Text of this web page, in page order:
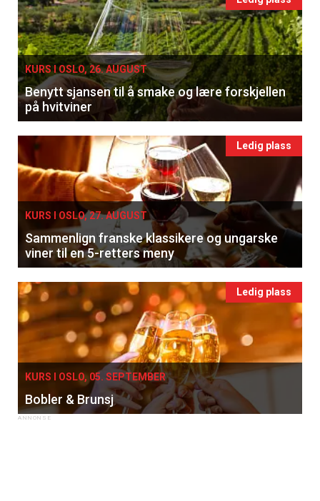
KURS I OSLO, 26. AUGUST
Benytt sjansen til å smake og lære forskjellen
på hvitviner
Ledig plass
KURS I OSLO, 27. AUGUST
Sammenlign franske klassikere og ungarske
viner til en 5-retters meny
Ledig plass
KURS I OSLO, 05. SEPTEMBER
Bobler & Brunsj